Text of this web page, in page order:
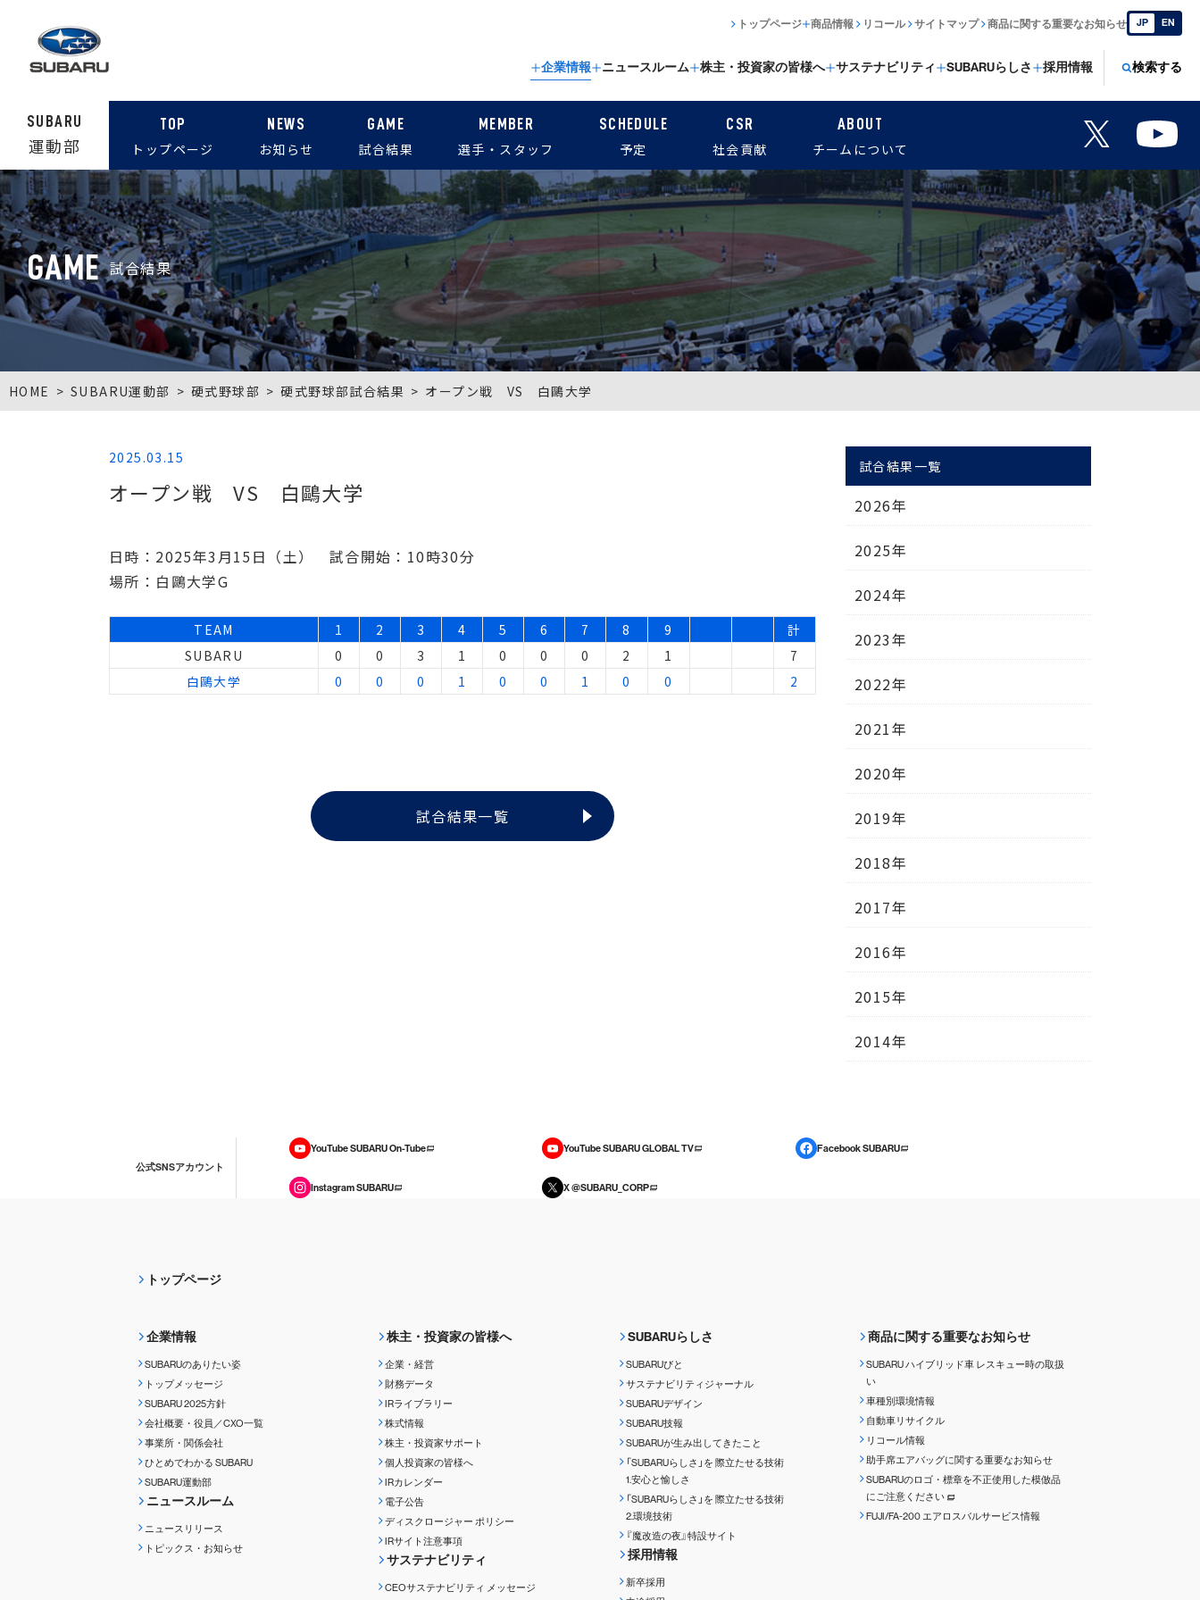
企業情報 ニュースルーム 株主・投資家の皆様へ サステナビリティ SUBARUらしさ 採用情報 検索する
トップページ 商品情報 リコール サイトマップ 商品に関する重要なお知らせ JP EN
SUBARU
運動部
TOP
トップページ
NEWS
お知らせ
GAME
試合結果
MEMBER
選手・スタッフ
SCHEDULE
予定
CSR
社会貢献
ABOUT
チームについて
GAME 試合結果
HOME SUBARU運動部 硬式野球部 硬式野球部試合結果 オープン戦 VS 白鷗大学
2025.03.15
オープン戦 VS 白鷗大学
日時：2025年3月15日（土） 試合開始：10時30分
場所：白鷗大学G
TEAM 1 2 3 4 5 6 7 8 9
計
SUBARU
0 0 3 1 0 0 0 2 1
7
白鷗大学
0 0 0 1 0 0 1 0 0 2
試合結果一覧
試合結果一覧
2026年
2025年
2024年
2023年
2022年
2021年
2020年
2019年
2018年
2017年
2016年
2015年
2014年
公式SNSアカウント
YouTube SUBARU On-Tube YouTube SUBARU GLOBAL TV Facebook SUBARU
Instagram SUBARU X @SUBARU_CORP
トップページ
企業情報
SUBARUのありたい姿
トップメッセージ
SUBARU 2025方針
会社概要・役員／CXO一覧
事業所・関係会社
ひとめでわかる SUBARU
SUBARU運動部
ニュースルーム
ニュースリリース
トピックス・お知らせ
株主・投資家の皆様へ
企業・経営
財務データ
IRライブラリー
株式情報
株主・投資家サポート
個人投資家の皆様へ
IRカレンダー
電子公告
ディスクロージャーポリシー
IRサイト注意事項
サステナビリティ
CEOサステナビリティ メッセージ
SUBARUらしさ
SUBARUびと
サステナビリティジャーナル
SUBARUデザイン
SUBARU技報
SUBARUが生み出してきたこと
「SUBARUらしさ」を 際立たせる技術
1.安心と愉しさ
「SUBARUらしさ」を 際立たせる技術
2.環境技術
『魔改造の夜』特設サイト
採用情報
新卒採用
商品に関する重要なお知らせ
SUBARU ハイブリッド車 レスキュー時の取扱
い
車種別環境情報
自動車リサイクル
リコール情報
助手席エアバッグに関する重要なお知らせ
SUBARUのロゴ・標章を不正使用した模倣品
にご注意ください
FUJI/FA-200 エアロスバルサービス情報